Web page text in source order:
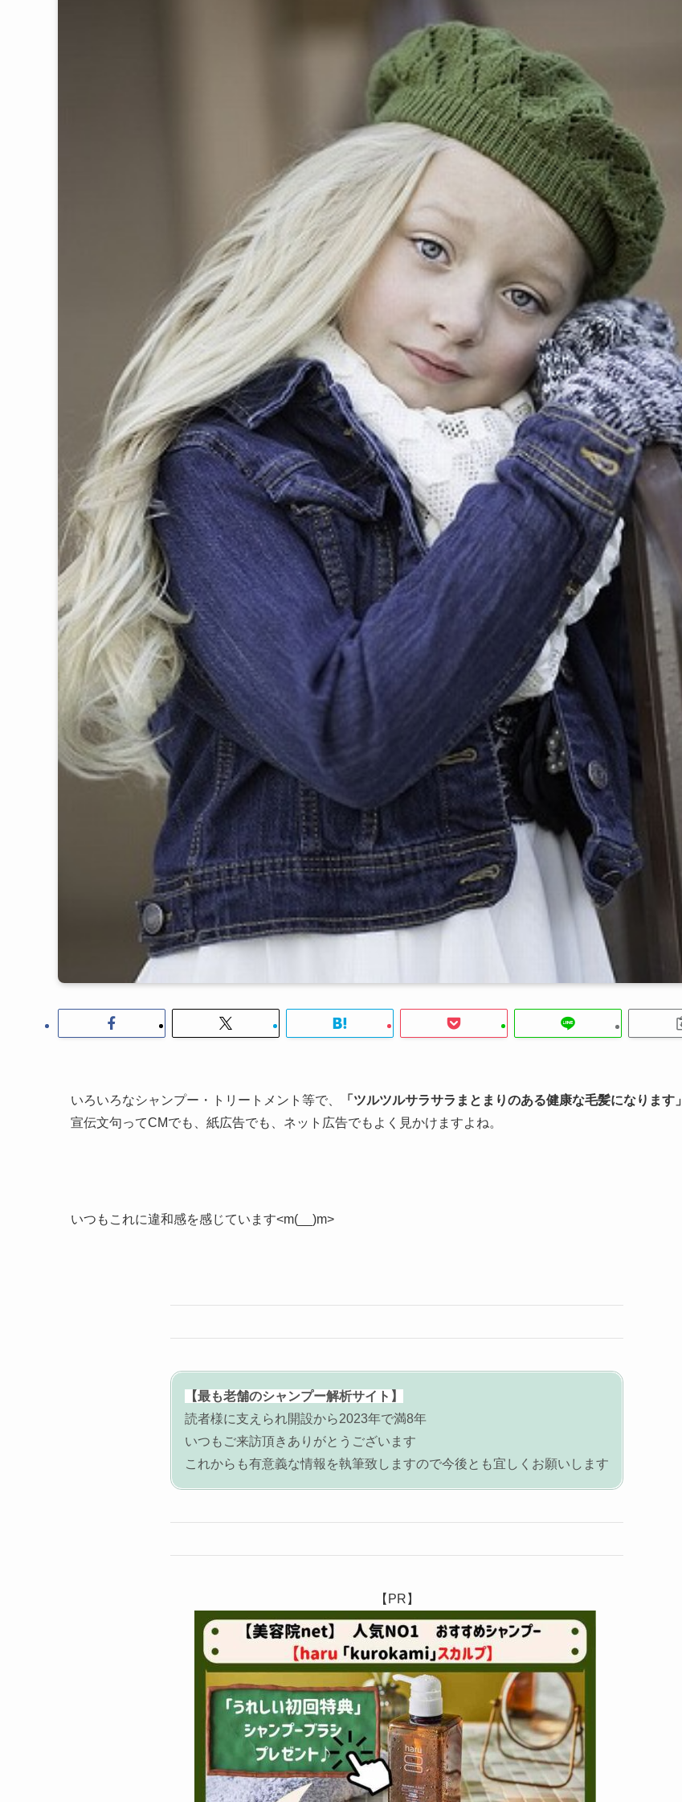
いろいろなシャンプー・トリートメント等で、 「ツルツルサラサラまとまりのある健康な毛髪になります」
宣伝文句ってCMでも、紙広告でも、ネット広告でもよく見かけますよね。
いつもこれに違和感を感じています<m(__)m>
【最も老舗のシャンプー解析サイト】
読者様に支えられ開設から2023年で満8年
いつもご来訪頂きありがとうございます
これからも有意義な情報を執筆致しますので今後とも宜しくお願いします
【PR】